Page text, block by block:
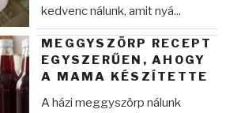
kedvenc nálunk, amit nyá...
MEGGYSZÖRP RECEPT
EGYSZERŰEN, AHOGY
A MAMA KÉSZÍTETTE
A házi meggyszörp nálunk